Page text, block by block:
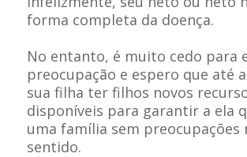
forma completa da doença.
No entanto, é muito cedo para
preocupação e espero que até
sua filha ter filhos novos
disponíveis para garantir a ela
uma família sem preocupações
sentido.